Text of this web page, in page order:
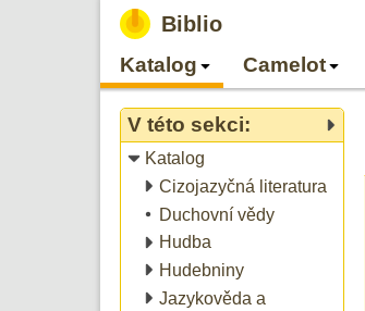
Biblio
Katalog Camelot
V této sekci:
Katalog
Cizojazyčná literatura
Duchovní vědy
Hudba
Hudebniny
Jazykověda a